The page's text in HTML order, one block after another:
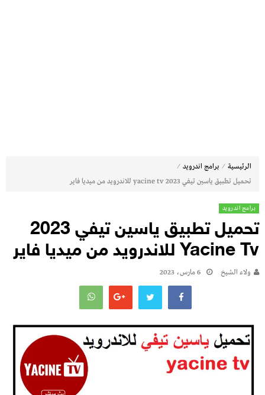
الرئيسية ⁄ برامج اندرويد ⁄
تحميل تطبيق ياسين تيفي 2023 yacine tv للاندرويد من ميديا فاير
برامج اندرويد
تحميل تطبيق ياسين تيفي 2023
Yacine Tv للاندرويد من ميديا فاير
ولاء الشيخ 6 مارس، 2023